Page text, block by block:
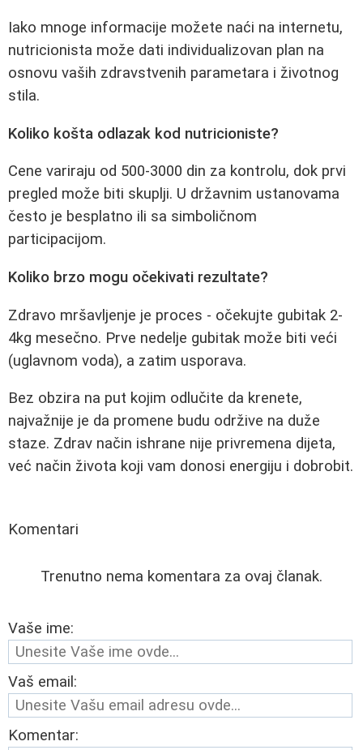
Iako mnoge informacije možete naći na internetu,
nutricionista može dati individualizovan plan na
osnovu vaših zdravstvenih parametara i životnog
stila.
Koliko košta odlazak kod nutricioniste?
Cene variraju od 500-3000 din za kontrolu, dok prvi
pregled može biti skuplji. U državnim ustanovama
često je besplatno ili sa simboličnom
participacijom.
Koliko brzo mogu očekivati rezultate?
Zdravo mršavljenje je proces - očekujte gubitak 2-
4kg mesečno. Prve nedelje gubitak može biti veći
(uglavnom voda), a zatim usporava.
Bez obzira na put kojim odlučite da krenete,
najvažnije je da promene budu održive na duže
staze. Zdrav način ishrane nije privremena dijeta,
već način života koji vam donosi energiju i dobrobit.
Komentari
Trenutno nema komentara za ovaj članak.
Vaše ime:
Vaš email:
Komentar: